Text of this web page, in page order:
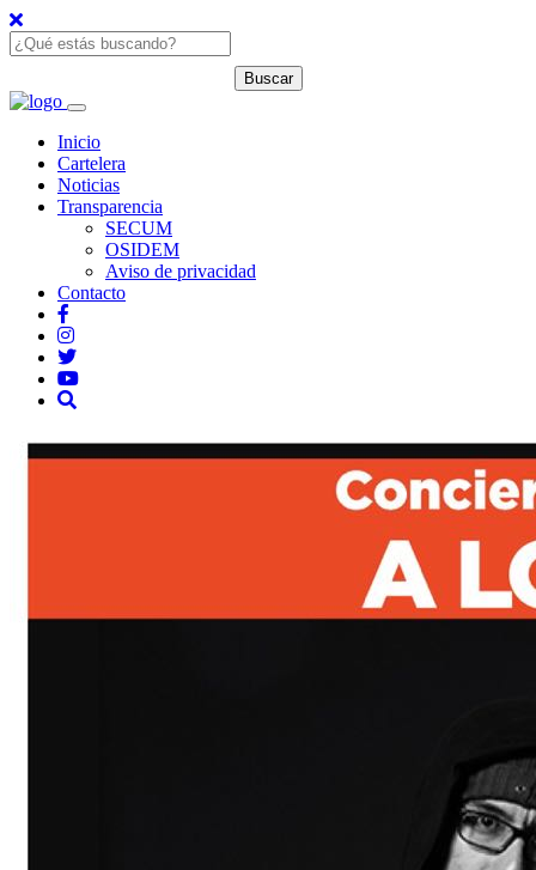
Inicio
Cartelera
Noticias
Transparencia
SECUM
OSIDEM
Aviso de privacidad
Contacto